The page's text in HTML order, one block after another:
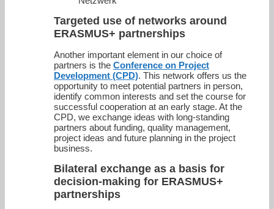
Targeted use of networks around
ERASMUS+ partnerships
Another important element in our choice of
partners is the Conference on Project
Development (CPD). This network offers us the
opportunity to meet potential partners in person,
identify common interests and set the course for
successful cooperation at an early stage. At the
CPD, we exchange ideas with long-standing
partners about funding, quality management,
project ideas and future planning in the project
business.
Bilateral exchange as a basis for
decision-making for ERASMUS+
partnerships